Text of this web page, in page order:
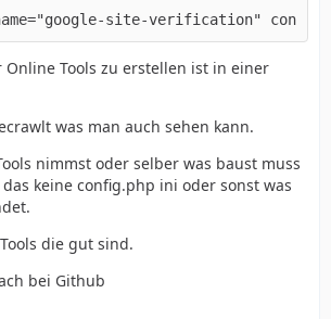
site-verification"
Online Tools zu erstellen ist in einer
was man auch sehen kann.
nimmst oder selber was baust muss
keine config.php ini oder sonst was
die gut sind.
bei Github